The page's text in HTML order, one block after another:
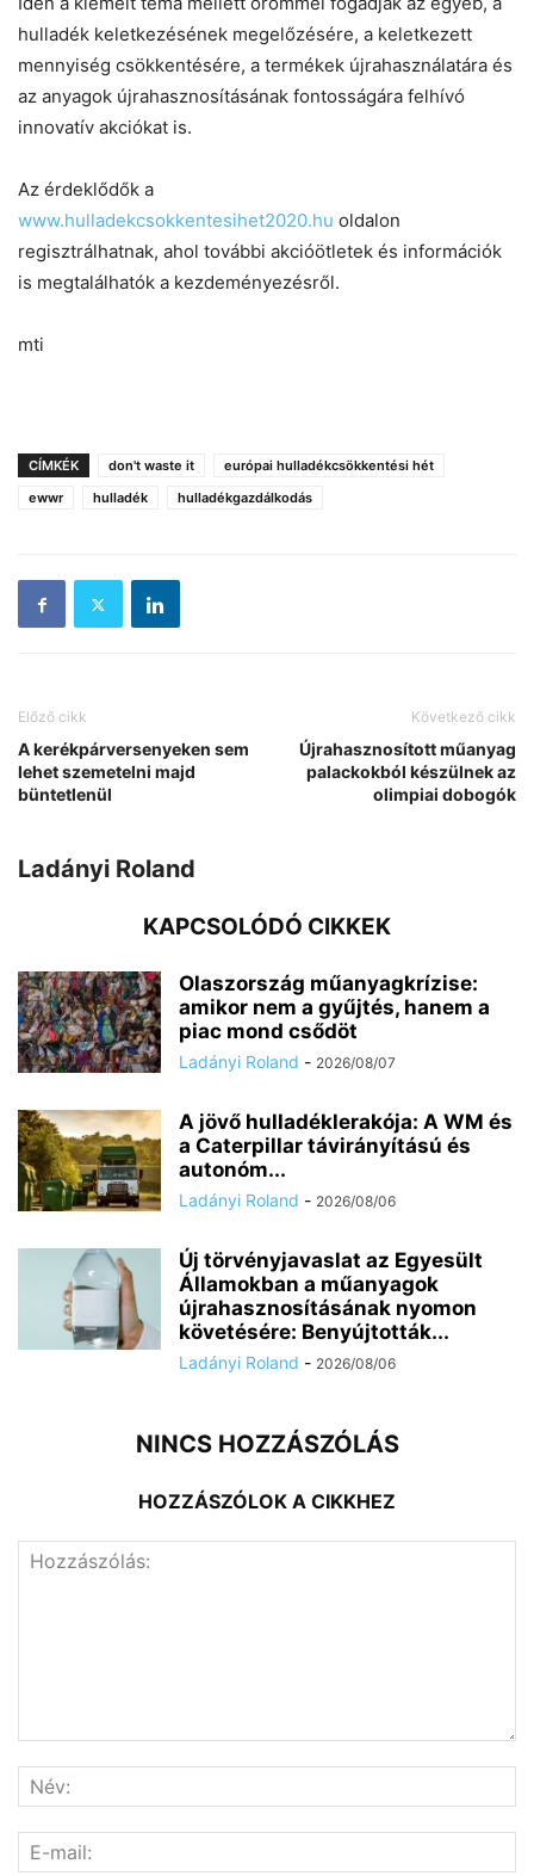
hulladék keletkezésének megelőzésére, a keletkezett
mennyiség csökkentésére, a termékek újrahasználatára és
az anyagok újrahasznosításának fontosságára felhívó
innovatív akciókat is.
Az érdeklődők a
www.hulladekcsokkentesihet2020.hu oldalon
regisztrálhatnak, ahol további akcióötletek és információk
is megtalálhatók a kezdeményezésről.
mti
CÍMKÉK don't waste it
európai hulladékcsökkentési hét
ewwr
hulladék hulladékgazdálkodás
Előző cikk
A kerékpárversenyeken sem
lehet szemetelni majd
büntetlenül
Következő cikk
Újrahasznosított műanyag
palackokból készülnek az
olimpiai dobogók
Ladányi Roland
KAPCSOLÓDÓ CIKKEK
Olaszország műanyagkrízise:
amikor nem a gyűjtés, hanem a
piac mond csődöt
Ladányi Roland - 2026/08/07
A jövő hulladéklerakója: A WM és
a Caterpillar távirányítású és
autonóm...
Ladányi Roland - 2026/08/06
Új törvényjavaslat az Egyesült
Államokban a műanyagok
újrahasznosításának nyomon
követésére: Benyújtották...
Ladányi Roland - 2026/08/06
NINCS HOZZÁSZÓLÁS
HOZZÁSZÓLOK A CIKKHEZ